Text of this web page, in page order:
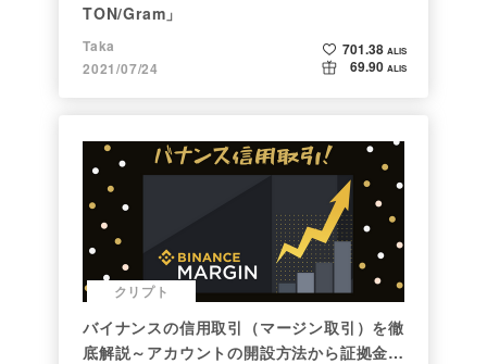
TON/Gram」
Taka
2021/07/24
701.38 ALIS
69.90 ALIS
クリプト
バイナンスの信用取引（マージン取引）を徹
底解説～アカウントの開設方法から証拠金計